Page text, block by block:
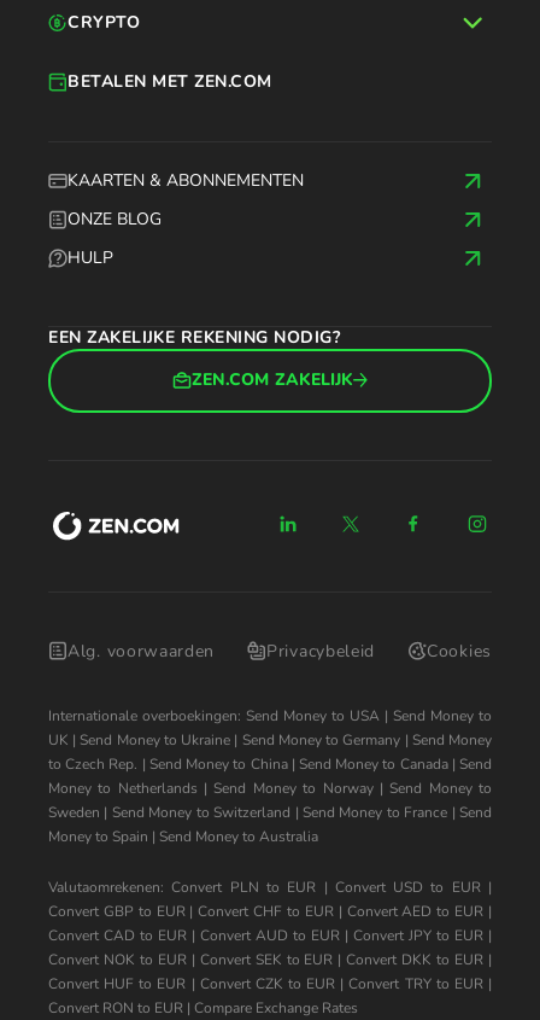
KAARTEN & ABONNEMENTEN
ONZE BLOG
HULP
BETALEN MET ZEN.COM
EEN ZAKELIJKE REKENING NODIG?
ZEN.COM ZAKELIJK
CRYPTO
Alg. voorwaarden Privacybeleid Cookies
Internationale overboekingen: Send Money to USA | Send Money to
UK | Send Money to Ukraine | Send Money to Germany | Send Money
to Czech Rep. | Send Money to China| Send Money to Canada| Send
Money to Netherlands | Send Money to Norway| Send Money to
Sweden | Send Money to Switzerland | Send Money to France | Send
Money to Spain | Send Money to Australia
Valutaomrekenen:Convert PLN to EUR | Convert USD to EUR|
Convert GBP to EUR|Convert CHF to EUR| Convert AED to EUR |
Convert CAD to EUR | Convert AUD to EUR | Convert JPY to EUR |
Convert NOK to EUR| Convert SEK to EUR |Convert DKK to EUR |
Convert HUF to EUR | Convert CZK to EUR |Convert TRY to EUR|
Convert RON to EUR | Compare Exchange Rates